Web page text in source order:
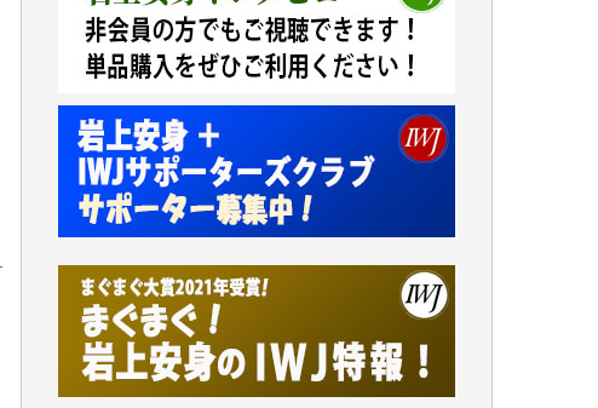
からこそのことであり、そのサーバーが使え
なくなってしまえば二度と視ることが出来な
くなってしまいます。
と思いながらも前述した事情でどうにもなら
ない自分の非力に歯ぎしりするばかりです。
（T.M.様）
いつもまともな報道、ありがとうございま
す。（新城 靖 様）